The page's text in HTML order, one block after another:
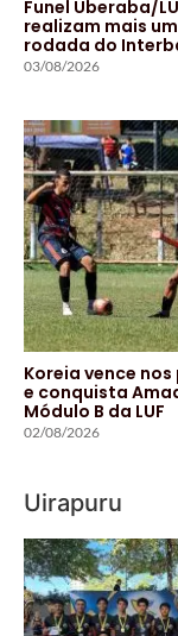
Funel Uberaba/
realizam mais
rodada do
03/08/2026
Koreia vence
e conquista
Módulo B da LUF
02/08/2026
Uirapuru